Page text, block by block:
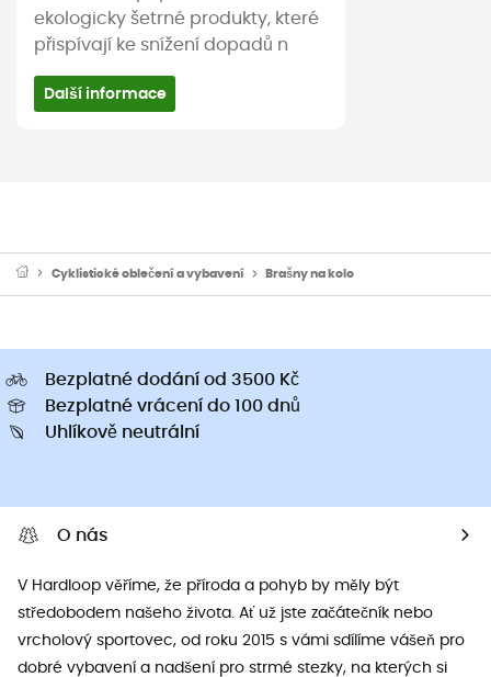
ekologicky šetrné produkty, které
přispívají ke snížení dopadů n
Další informace
Cyklistické oblečení a vybavení Brašny na kolo
Bezplatné dodání od 3500 Kč
Bezplatné vrácení do 100 dnů
Uhlíkově neutrální
O nás
V Hardloop věříme, že příroda a pohyb by měly být
středobodem našeho života. Ať už jste začátečník nebo
vrcholový sportovec, od roku 2015 s vámi sdílíme vášeň pro
dobré vybavení a nadšení pro strmé stezky, na kterých si